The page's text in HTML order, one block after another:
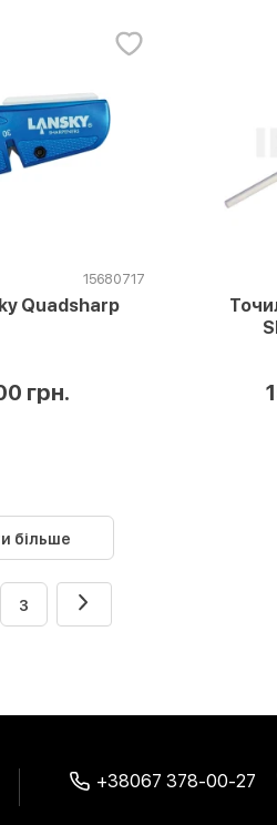
15680717
Quadsharp
грн.
більше
3
+38067 378-00-27